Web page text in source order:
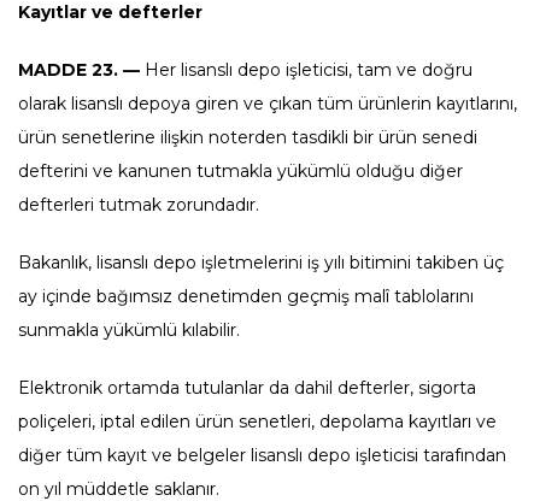
Kayıtlar ve defterler
MADDE 23. — Her lisanslı depo işleticisi, tam ve doğru
olarak lisanslı depoya giren ve çıkan tüm ürünlerin kayıtlarını,
ürün senetlerine ilişkin noterden tasdikli bir ürün senedi
defterini ve kanunen tutmakla yükümlü olduğu diğer
defterleri tutmak zorundadır.
Bakanlık, lisanslı depo işletmelerini iş yılı bitimini takiben üç
ay içinde bağımsız denetimden geçmiş malî tablolarını
sunmakla yükümlü kılabilir.
Elektronik ortamda tutulanlar da dahil defterler, sigorta
poliçeleri, iptal edilen ürün senetleri, depolama kayıtları ve
diğer tüm kayıt ve belgeler lisanslı depo işleticisi tarafından
on yıl müddetle saklanır.